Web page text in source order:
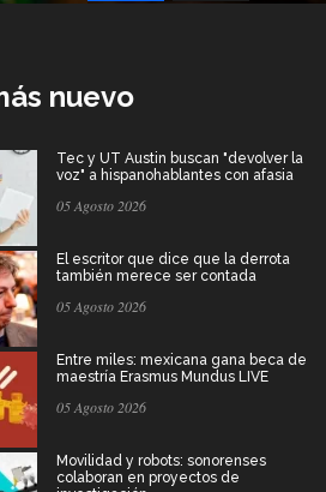
nuevo
Tec y UT Austin buscan "devolver la
voz" a hispanohablantes con afasia
05 Agosto 2026
El escritor que dice que la derrota
también merece ser contada
05 Agosto 2026
Entre miles: mexicana gana beca de
maestría Erasmus Mundus LIVE
05 Agosto 2026
Movilidad y robots: sonorenses
colaboran en proyectos de